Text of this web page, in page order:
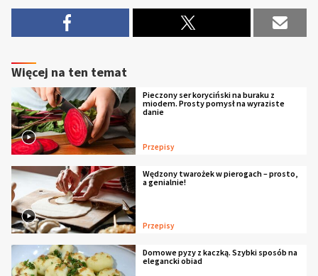
Więcej na ten temat
Pieczony ser koryciński na buraku z
miodem. Prosty pomysł na wyraziste
danie
Przepisy
Wędzony twarożek w pierogach – prosto,
a genialnie!
Przepisy
Domowe pyzy z kaczką. Szybki sposób na
elegancki obiad